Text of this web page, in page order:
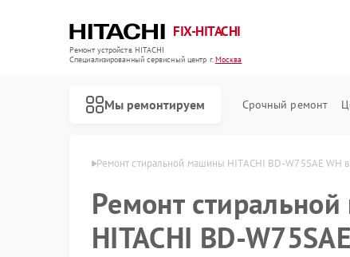
FIX-HITACHI
Ремонт устройств HITACHI
Специализированный cервисный центр г.Москва
Мы ремонтируем Срочный ремонт
Ремонт стиральной машины HITACHI BD-W75SAE WH
Ремонт
HITACHI BD-